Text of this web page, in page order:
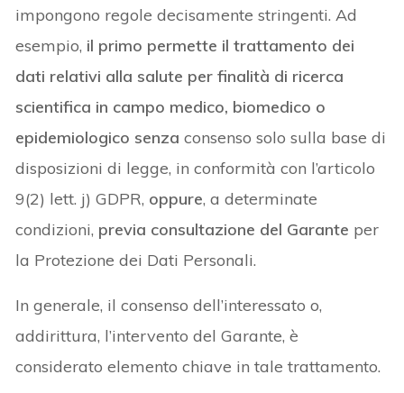
impongono regole decisamente stringenti. Ad
esempio, il primo permette il trattamento dei
dati relativi alla salute per finalità di ricerca
scientifica in campo medico, biomedico o
epidemiologico senzaconsenso solo sulla base di
disposizioni di legge, in conformità con l’articolo
9(2) lett. j) GDPR, oppure, a determinate
condizioni, previa consultazione del Garante per
la Protezione dei Dati Personali.
In generale, il consenso dell’interessato o,
addirittura, l’intervento del Garante, è
considerato elemento chiave in tale trattamento.